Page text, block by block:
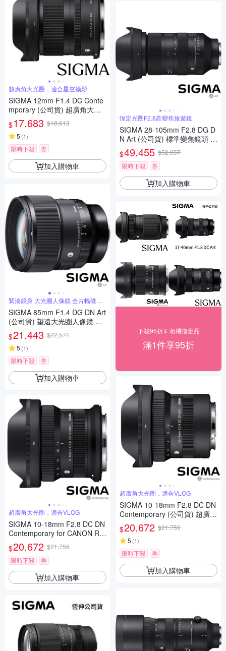
超廣角大光圈，適合星空攝影
SIGMA 12mm F1.4 DC Conte
mporary (公司貨) 超廣角大光
圈定焦鏡 星空鏡 APS-C 無反微
單眼專用鏡頭
$17,683 $18,613
5 (1)
限時下殺 券
加入購物車
緊湊鏡身 大光圈人像鏡 全片幅微單
眼鏡頭
SIGMA 85mm F1.4 DG DN Art
(公司貨) 望遠大光圈人像鏡 全
片幅微單眼鏡頭
$21,443 $22,571
5 (1)
限時下殺 券
加入購物車
超廣角大光圈，適合VLOG
SIGMA 10-18mm F2.8 DC DN
Contemporary for CANON RF
接環 (公司貨) 超廣角變焦鏡頭
APS-C 無反微單眼鏡頭
$20,672 $21,759
限時下殺
券
加入購物車
恆定光圈F2.8高變焦旅遊鏡
SIGMA 28-105mm F2.8 DG D
N Art (公司貨) 標準變焦鏡頭 全
片幅無反微單眼鏡頭 旅遊鏡
$49,455 $52,057
限時下殺
券
加入購物車
下殺95折⇓ 相機指定品
滿1件享95折
超廣角大光圈，適合VLOG
SIGMA 10-18mm F2.8 DC DN
Contemporary (公司貨) 超廣角
變焦鏡頭 APS-C 無反微單眼鏡
頭
$20,672 $21,759
5 (1)
限時下殺 券
加入購物車